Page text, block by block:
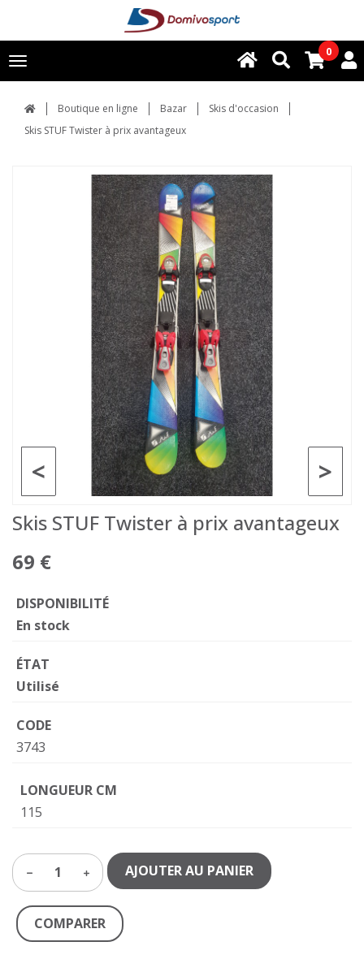
Toggle
navigation
0
Boutique en ligne Bazar
Skis d'occasion
Skis STUF Twister à prix avantageux
>
<
Skis STUF Twister à prix avantageux
69 €
DISPONIBILITÉ
En stock
ÉTAT
Utilisé
CODE
3743
LONGUEUR CM
115
1 AJOUTER AU PANIER
COMPARER